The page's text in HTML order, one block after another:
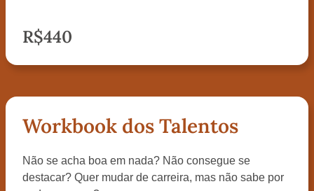
R$440
Workbook dos Talentos
Não se acha boa em nada? Não consegue se
destacar? Quer mudar de carreira, mas não sabe por